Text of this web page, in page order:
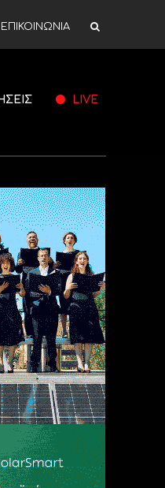
ΕΠΙΚΟΙΝΩΝΙΑ
LIVE